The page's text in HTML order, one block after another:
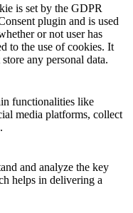
is set by the GDPR
plugin and is used
or not user has
to the use of cookies. It
any personal data.
functionalities like
media platforms, collect
and analyze the key
helps in delivering a